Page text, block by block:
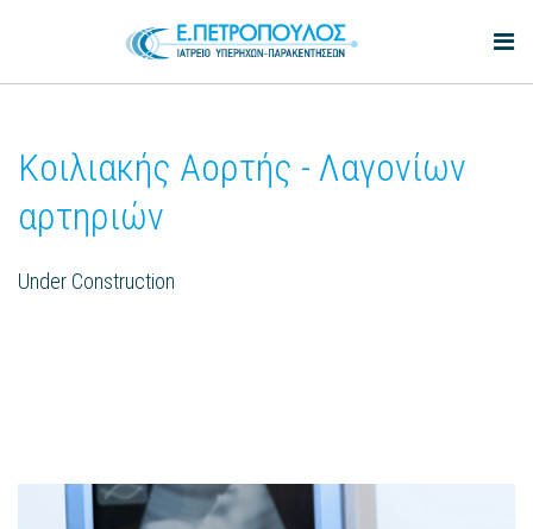
Κοιλιακής Αορτής - Λαγονίων
αρτηριών
Under Construction